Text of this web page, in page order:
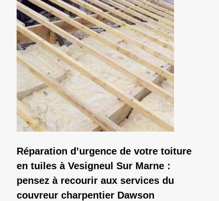
Réparation d’urgence de votre toiture
en tuiles à Vesigneul Sur Marne :
pensez à recourir aux services du
couvreur charpentier Dawson